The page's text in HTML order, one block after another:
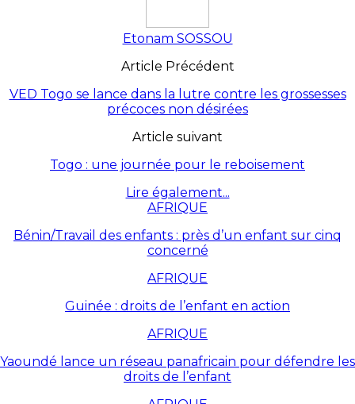
Etonam SOSSOU
Article Précédent
VED Togo se lance dans la lutre contre les grossesses
précoces non désirées
Article suivant
Togo : une journée pour le reboisement
Lire également...
AFRIQUE
Bénin/Travail des enfants : près d’un enfant sur cinq
concerné
AFRIQUE
Guinée : droits de l’enfant en action
AFRIQUE
Yaoundé lance un réseau panafricain pour défendre les
droits de l’enfant